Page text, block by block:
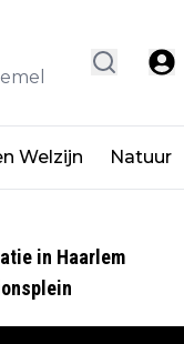
Welzijn Natuur
in Haarlem